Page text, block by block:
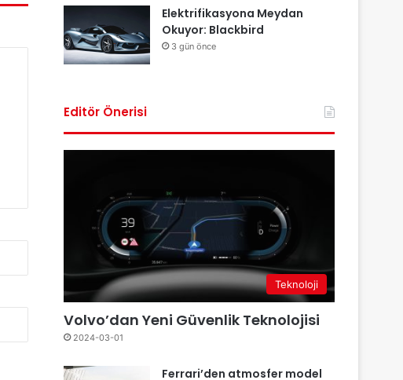
Elektrifikasyona Meydan
Okuyor: Blackbird
3 gün önce
Editör Önerisi
Teknoloji
Volvo’dan Yeni Güvenlik Teknolojisi
2024-03-01
Ferrari’den atmosfer model